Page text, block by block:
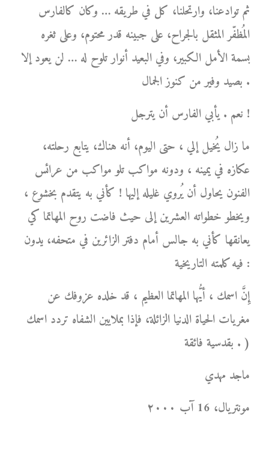
ثم توادعنا، وارتحلنا، كل في طريقه … وكان كالفارس
المُظفّر المثقل بالجراح، على جبينه قدر محتوم، وعلى ثغره
بسمة الأمل الكبير، وفي البعيد أنوار تلوح له … لن يعود إلا
بصيد وفير من كنوز الجمال .
نعم . يأبي الفارس أن يترجل !
ما زال يُخيل إلي ، حتى اليوم، أنه هناك، يتابع رحلته،
عكازه في يمينه ، ودونه مواكب تلو مواكب من عرائس
الفنون يحاول أن يُروي غليله إليها ! كأني به يتقدم بخشوع ،
ويخطو خطواته العشرين إلى حيث فاضت روح المهاتما كي
يعانقها كأني به جالس أمام دفتر الزائرين في متحفه، يدون
فيه كلمته التاريخية :
إِنَّ اسمك ، أيُّها المهاتما العظيم ، قد خلده عزوفك عن
مغريات الحياة الدنيا الزائلة، فإذا بملايين الشفاه تردد اسمك
بقدسية فائقة . )
ماجد مهدي
مونتریال، 16 آب ۲۰۰۰